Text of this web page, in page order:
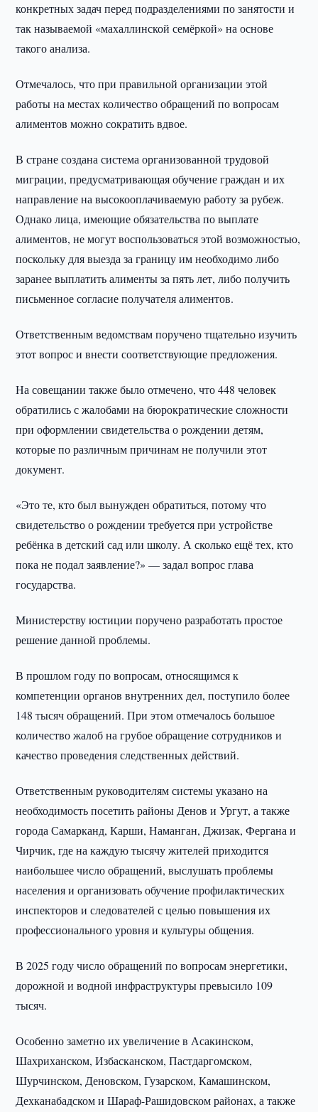
конкретных задач перед подразделениями по занятости и
так называемой «махаллинской семёркой» на основе
такого анализа.
Отмечалось, что при правильной организации этой
работы на местах количество обращений по вопросам
алиментов можно сократить вдвое.
В стране создана система организованной трудовой
миграции, предусматривающая обучение граждан и их
направление на высокооплачиваемую работу за рубеж.
Однако лица, имеющие обязательства по выплате
алиментов, не могут воспользоваться этой возможностью,
поскольку для выезда за границу им необходимо либо
заранее выплатить алименты за пять лет, либо получить
письменное согласие получателя алиментов.
Ответственным ведомствам поручено тщательно изучить
этот вопрос и внести соответствующие предложения.
На совещании также было отмечено, что 448 человек
обратились с жалобами на бюрократические сложности
при оформлении свидетельства о рождении детям,
которые по различным причинам не получили этот
документ.
«Это те, кто был вынужден обратиться, потому что
свидетельство о рождении требуется при устройстве
ребёнка в детский сад или школу. А сколько ещё тех, кто
пока не подал заявление?» — задал вопрос глава
государства.
Министерству юстиции поручено разработать простое
решение данной проблемы.
В прошлом году по вопросам, относящимся к
компетенции органов внутренних дел, поступило более
148 тысяч обращений. При этом отмечалось большое
количество жалоб на грубое обращение сотрудников и
качество проведения следственных действий.
Ответственным руководителям системы указано на
необходимость посетить районы Денов и Ургут, а также
города Самарканд, Карши, Наманган, Джизак, Фергана и
Чирчик, где на каждую тысячу жителей приходится
наибольшее число обращений, выслушать проблемы
населения и организовать обучение профилактических
инспекторов и следователей с целью повышения их
профессионального уровня и культуры общения.
В 2025 году число обращений по вопросам энергетики,
дорожной и водной инфраструктуры превысило 109
тысяч.
Особенно заметно их увеличение в Асакинском,
Шахриханском, Избасканском, Пастдаргомском,
Шурчинском, Деновском, Гузарском, Камашинском,
Дехканабадском и Шараф-Рашидовском районах, а также